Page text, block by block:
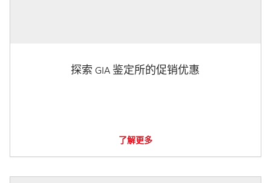
探索 GIA 鉴定所的促销优惠
了解更多